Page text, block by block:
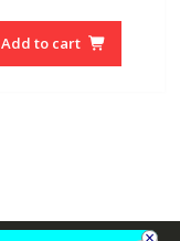
Add to cart